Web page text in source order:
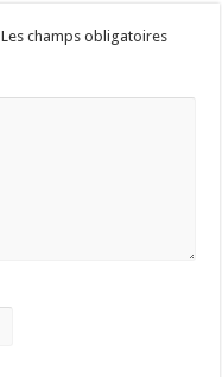
Les champs obligatoires